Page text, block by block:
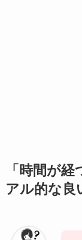
「時間が
アル的な良